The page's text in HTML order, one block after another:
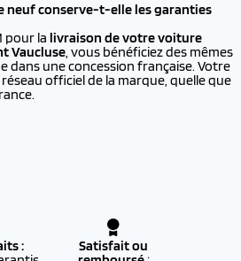
neuf conserve-t-elle les garanties
pour la livraison de votre voiture
Vaucluse, vous bénéficiez des mêmes
dans une concession française. Votre
officiel de la marque, quelle que
:
Satisfait ou